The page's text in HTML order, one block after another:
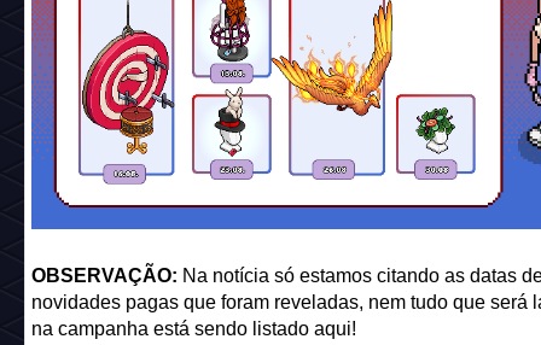
OBSERVAÇÃO: Na notícia só estamos citando as datas
novidades pagas que foram reveladas, nem tudo que será
na campanha está sendo listado aqui!